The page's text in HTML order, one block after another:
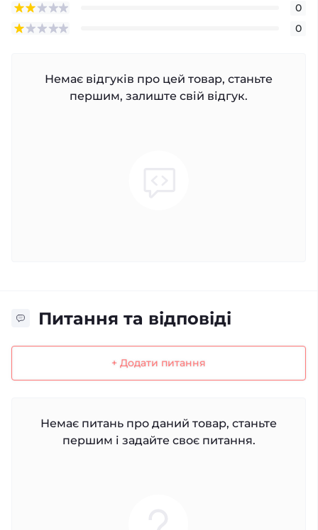
0
0
Немає відгуків про цей товар, станьте
першим, залиште свій відгук.
Питання та відповіді
+ Додати питання
Немає питань про даний товар, станьте
першим і задайте своє питання.